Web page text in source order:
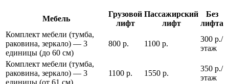
Мебель
Грузовой
лифт
Пассажирский
лифт
Без
лифта
Комплект мебели (тумба,
раковина, зеркало) — 3
единицы (до 60 см)
800 р. 1100 р.
300 р./
этаж
Комплект мебели (тумба,
раковина, зеркало) — 3
единицы (от 61 см)
1100 р. 1550 р.
350 р./
этаж